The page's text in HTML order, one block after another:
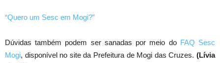
“Quero um Sesc em Mogi?”
Dúvidas também podem ser sanadas por meio do FAQ Sesc
Mogi, disponível no site da Prefeitura de Mogi das Cruzes. (Lívia